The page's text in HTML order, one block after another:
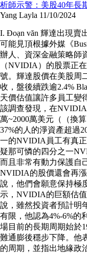
析師示警：美股40年長
Yang Layla 11/10/2024
I. Đoạn văn 輝達出現
可能見頂根據外媒《
辦人、資深金融策略師
（NVIDIA）的股票正
號。輝達股價在美股周
收，盤後續跌逾2.4%
天價估值讓許多員工變
該調查發現，在
萬~2000萬美元（（換
37%的人的淨資產超過
一的NVIDIA員工有真
疑那可憐的四分之一
而且非常有動力保護自
NVIDIA的股價還會再
說，他們會願意保持極
示，NVIDIA的巨額估
說，雖然投資者預計明
有限，他認為4%-6%的
場目前的長期周期始於
難通膨後穩步下降。他
的周期，並指出地緣政